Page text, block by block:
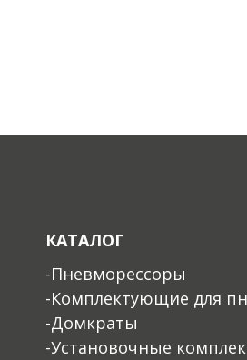
КАТАЛОГ
-Пневморессоры
-Комплектующие для
-Домкраты
-Установочные